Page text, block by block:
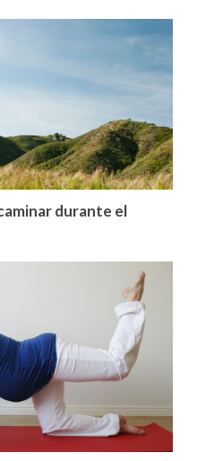
durante el